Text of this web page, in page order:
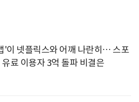
'이 넷플릭스와 어깨 나란히… 스포
유료 이용자 3억 돌파 비결은